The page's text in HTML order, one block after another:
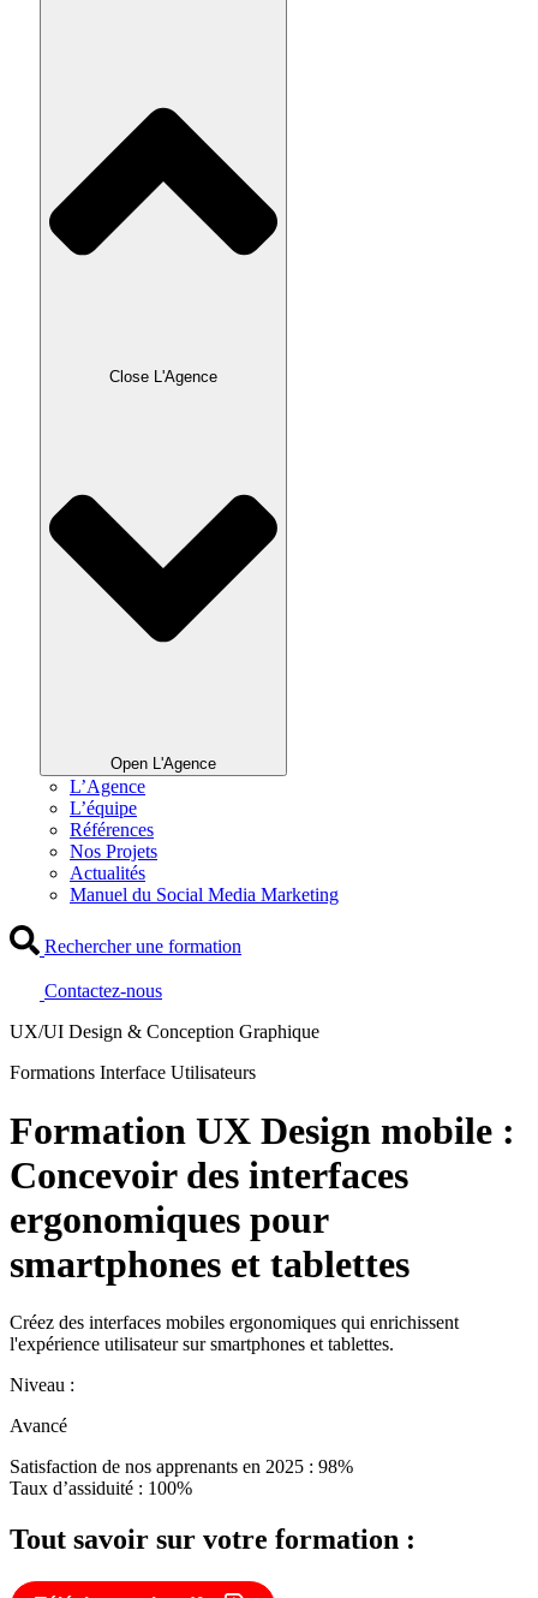
Close L'Agence
Open L'Agence
L’Agence
L’équipe
Références
Nos Projets
Actualités
Manuel du Social Media Marketing
Rechercher une formation
Contactez-nous
UX/UI Design & Conception Graphique
Formations Interface Utilisateurs
Formation UX Design mobile :
Concevoir des interfaces
ergonomiques pour
smartphones et tablettes
Créez des interfaces mobiles ergonomiques qui enrichissent
l'expérience utilisateur sur smartphones et tablettes.
Niveau :
Avancé
Satisfaction de nos apprenants en 2025 : 98%
Taux d’assiduité : 100%
Tout savoir sur votre formation :